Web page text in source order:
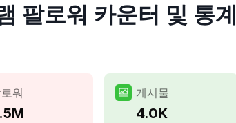
팔로워 카운터 및 통계
워 게시물
4.0K